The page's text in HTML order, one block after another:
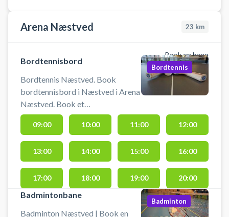
Arena Næstved 23 km
Book en bane
Bordtennisbord
Bordtennis Næstved. Book
bordtennisbord i Næstved i Arena
Næstved. Book et
bordtennisbord i Næstved og spil
bordtennis i Arena Næstved. Hos
Arena Næstved skal du
medbringe bordtennisbat og
beliggende Ved Stadion 11, 4700
Næstved.
Bordtennis
09:00 10:00 11:00 12:00
13:00 14:00 15:00 16:00
17:00 18:00 19:00 20:00
Badmintonbane
Badminton Næstved | Book en
Badminton